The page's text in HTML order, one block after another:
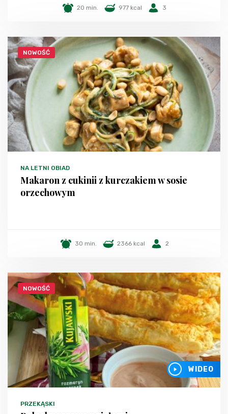
20 min. 977 kcal 3
NOWOŚĆ
NA LETNI OBIAD
Makaron z cukinii z kurczakiem w sosie
orzechowym
30 min. 2366 kcal 2
NOWOŚĆ
WIDEO
PRZEKĄSKI